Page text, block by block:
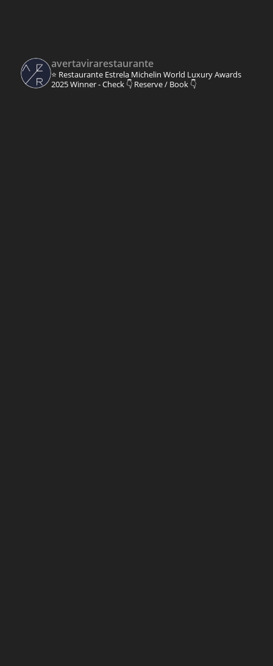
avertavirarestaurante
⭐ Restaurante Estrela Michelin World Luxury Awards
2025 Winner - Check 👇Reserve / Book 👇